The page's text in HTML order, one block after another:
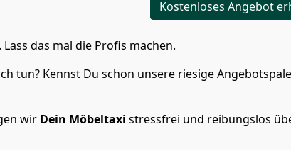
Kostenloses Angebot
das mal die Profis machen.
tun? Kennst Du schon unsere riesige
wir Dein Möbeltaxi stressfrei und reibungslos